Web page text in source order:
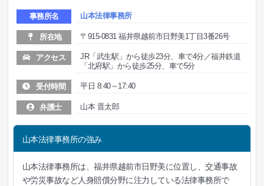
事務所名 山本法律事務所
所在地 〒915-0831 福井県越前市日野美1丁目3番26号
アクセス
JR「武生駅」から徒歩23分、車で4分／福井鉄道
「北府駅」から徒歩25分、車で5分
受付時間 平日 8:40～17:40
弁護士 山本 晋太郎
山本法律事務所の強み
山本法律事務所は、福井県越前市日野美に位置し、交通事故
や労災事故など人身賠償分野に注力している法律事務所で